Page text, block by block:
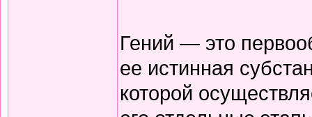
Гений — это
ее истинная
которой